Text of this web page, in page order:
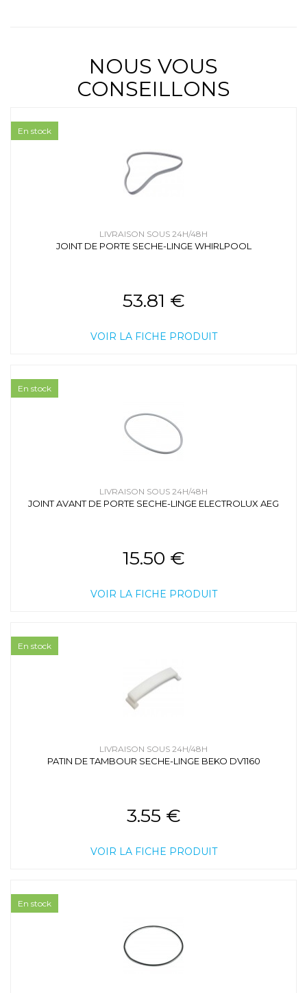
NOUS VOUS
CONSEILLONS
LIVRAISON SOUS 24H/48H
JOINT DE PORTE SECHE-LINGE WHIRLPOOL
53.81 €
VOIR LA FICHE PRODUIT
En stock
LIVRAISON SOUS 24H/48H
JOINT AVANT DE PORTE SECHE-LINGE ELECTROLUX AEG
15.50 €
VOIR LA FICHE PRODUIT
En stock
LIVRAISON SOUS 24H/48H
PATIN DE TAMBOUR SECHE-LINGE BEKO DV1160
3.55 €
VOIR LA FICHE PRODUIT
En stock
En stock